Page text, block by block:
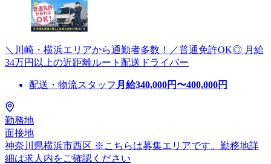
＼川崎・横浜エリアから通勤者多数！／普通免許OK◎ 月給
34万円以上の近距離ルート配送ドライバー
配送・物流スタッフ 月給340,000円〜400,000円
勤務地
面接地
神奈川県横浜市西区 ※こちらは募集エリアです。勤務地詳
細は求人内をご確認ください